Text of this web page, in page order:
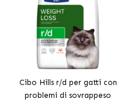
Cibo Hills r/d per gatti con
problemi di sovrappeso